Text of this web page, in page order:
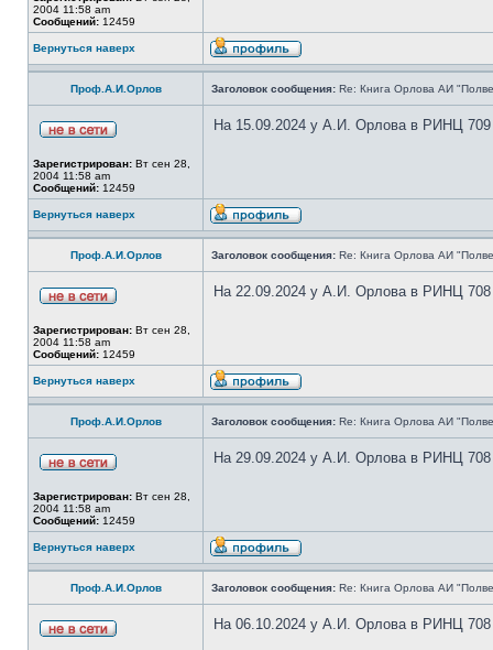
2004 11:58 am
Сообщений: 12459
Вернуться наверх
Проф.А.И.Орлов Заголовок сообщения: Re: Книга Орлова АИ
Зарегистрирован: Вт сен 28,
2004 11:58 am
Сообщений: 12459
На 15.09.2024 у А.И. Орлова в РИНЦ 709
Вернуться наверх
Проф.А.И.Орлов Заголовок сообщения: Re: Книга Орлова АИ
Зарегистрирован: Вт сен 28,
2004 11:58 am
Сообщений: 12459
На 22.09.2024 у А.И. Орлова в РИНЦ 708
Вернуться наверх
Проф.А.И.Орлов Заголовок сообщения: Re: Книга Орлова АИ
Зарегистрирован: Вт сен 28,
2004 11:58 am
Сообщений: 12459
На 29.09.2024 у А.И. Орлова в РИНЦ 708
Вернуться наверх
Проф.А.И.Орлов Заголовок сообщения: Re: Книга Орлова АИ
На 06.10.2024 у А.И. Орлова в РИНЦ 708